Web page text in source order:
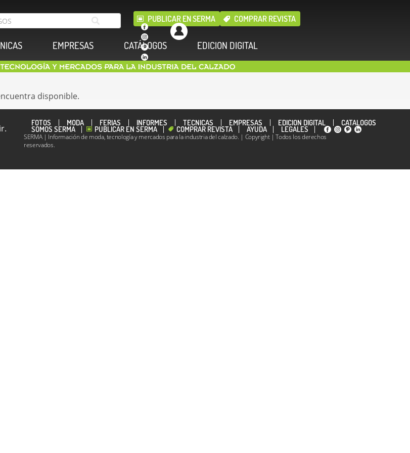
PUBLICAR EN SERMA COMPRAR REVISTA
EMPRESAS CATÁLOGOS EDICION DIGITAL
disponible.
FOTOS MODA FERIAS INFORMES TÉCNICAS EMPRESAS EDICION DIGITAL CATÁLOGOS
SOMOS SERMA PUBLICAR EN SERMA COMPRAR REVISTA AYUDA LEGALES
SERMA | Información de moda, tecnología y mercados para la industria del calzado. | Copyright | Todos los derechos
reservados.